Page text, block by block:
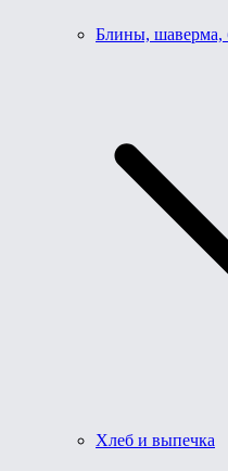
Блины, шаверма,
Хлеб и выпечка